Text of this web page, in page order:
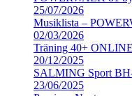
25/07/2026
Musiklista –
02/03/2026
Träning 40+
20/12/2025
SALMING Sport
23/06/2025